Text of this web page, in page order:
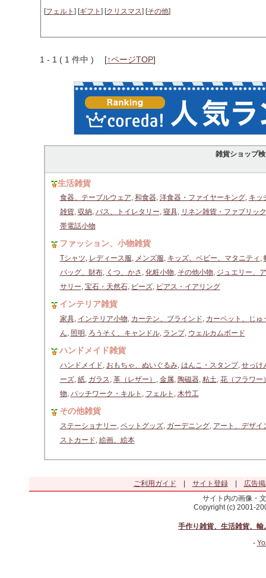
[フェルト ] [ギフト ] [クリスマス] [その他]
1 - 1 ( 1 件中 ) [↑ページTOP]
雑貨ショップ
生活雑貨
食器、テーブルウェア, 和食器, 洋食器・ファイヤーキング, キッ
雑貨, 収納, バス、トイレタリー, 寝具, リネン雑貨・ファブリック
帯電話小物
ファッション、小物雑貨
Tシャツ, レディース服, メンズ服, キッズ、ベビー、マタニティ ,
バッグ、財布, くつ、かさ , 化粧小物, その他小物, ジュエリー、
サリー, 宝石・天然石, ビーズ, ピアス・イアリング
インテリア雑貨
家具, インテリア小物, カーテン、ブラインド, カーペット、じゅ
ん, 照明 , ろうそく、キャンドル, ランプ, ウェルカムボード
ハンドメイド雑貨
ハンドメイド, おもちゃ、ぬいぐるみ, はんこ・スタンプ, せっけ
ーズ, 紙, ガラス, 革（レザー） , 金属, 陶磁器, 粘土, 花（フラワー
物, パッチワーク・キルト , フェルト , 木竹工
その他雑貨
ステーショナリー, ペットグッズ, ガーデニング, アート、デザイ
ストカード, 絵画、絵本
ご利用ガイド サイト登録|
広告
サイト内の画像・
Copyright (c) 2001-
手作り雑貨、生活雑貨、
-